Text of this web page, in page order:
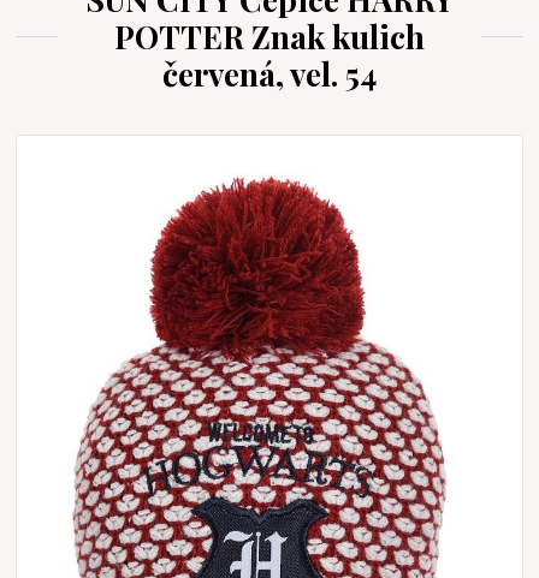
POTTER Znak kulich
červená, vel. 54